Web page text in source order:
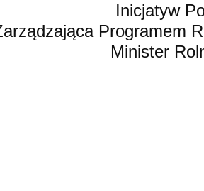
Inicjatyw
Programem
Minister